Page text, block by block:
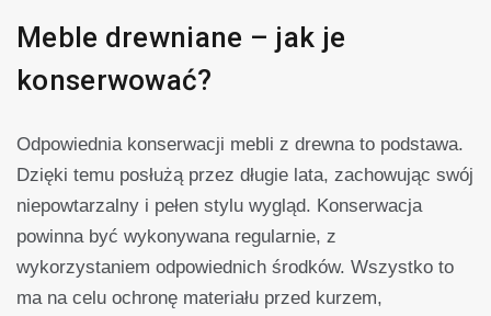
Meble drewniane – jak je
konserwować?
Odpowiednia konserwacji mebli z drewna to podstawa.
Dzięki temu posłużą przez długie lata, zachowując swój
niepowtarzalny i pełen stylu wygląd. Konserwacja
powinna być wykonywana regularnie, z
wykorzystaniem odpowiednich środków. Wszystko to
ma na celu ochronę materiału przed kurzem,